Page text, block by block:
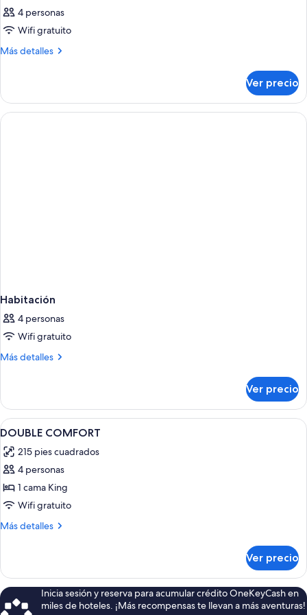
4 personas
Wifi gratuito
Más detalles
Más
Ver precio
Habitación
4 personas
Wifi gratuito
Más detalles
Más
Ver precio
Abrir
todas
las
fotos
de
DOUBLE
COMFORT
Habitación de hotel con cama,
6
DOUBLE COMFORT
215 pies cuadrados
4 personas
1 cama King
Wifi gratuito
Más detalles
Más
COMFORT
Ver precio
Inicia sesión y reserva para acumular crédito OneKeyCash en
miles de hoteles. ¡Más recompensas te llevan a más aventuras!